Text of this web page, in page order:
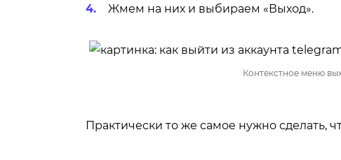
Жмем на них и выбираем «Выход».
Контекстное меню
Практически то же самое нужно сделать,